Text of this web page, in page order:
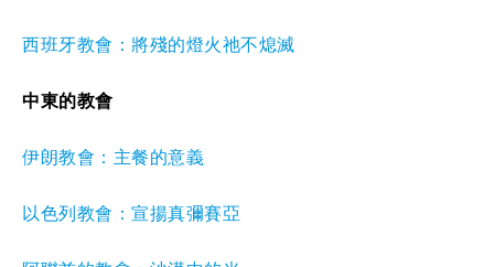
西班牙教會：將殘的燈火祂不熄滅
中東的教會
伊朗教會：主餐的意義
以色列教會：宣揚真彌賽亞